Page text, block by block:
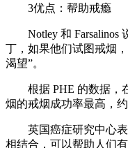
3优点：帮助戒瘾
Notley 和
丁，如果他们试图戒烟
渴望”。
根据 PHE 的数据，
烟的戒烟成功率最高，约
英国癌症研究中心
相结合，可以帮助人们有